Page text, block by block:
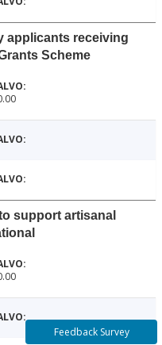
applicants receiving
Scheme
support artisanal
Feedback Survey